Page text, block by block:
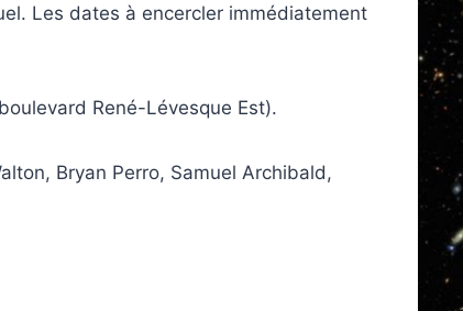
Les dates à encercler immédiatement
René-Lévesque Est).
Bryan Perro, Samuel Archibald,